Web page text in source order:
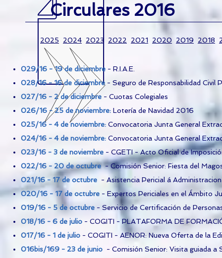
Circulares 2016
2025 2024 2023 2022 2021 2020 2019 2018
029/16 - 19 de diciembre - R.I.A.E.
028/16 - 16 de diciembre - Seguro de Responsabilidad Civil
027/16 - 2 de diciembre - Cuotas Colegiales
026/16 - 25 de noviembre: Lotería de Navidad 2016
025/16 - 4 de noviembre: Convocatoria Junta General
024/16 - 4 de noviembre: Convocatoria Junta General
023/16 - 3 de noviembre - CGETI - Acto Oficial de
022/16 - 20 de octubre- Comisión Senior: Fiesta del
021/16 - 17 de octubre - Asistencia Pericial á
020/16 - 17 de octubre - Expertos Periciales en el Ámbito
019/16 - 5 de octubre - Servicio de Certificación de
018/16 - 6 de julio - COGITI - PLATAFORMA DE
017/16 - 1 de julio - COGITI - AENOR: Nueva Oferta de la
016bis/169 - 23 de junio - Comisión Senior: Visita guiada a